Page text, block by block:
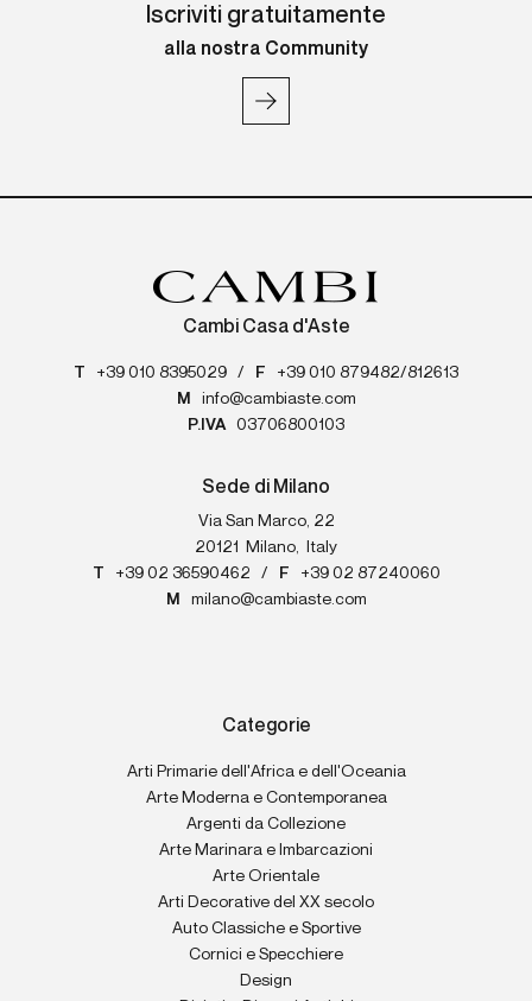
Iscriviti gratuitamente
alla nostra Community
Cambi Casa d'Aste
T +39 010 8395029 / F
+39 010 879482/812613
M
info@cambiaste.com
P.IVA
03706800103
Sede di Milano
Via San Marco, 22
20121
Milano,
Italy
T
+39 02 36590462 / F
+39 02 87240060
M
milano@cambiaste.com
Categorie
Arti Primarie dell'Africa e dell'Oceania
Arte Moderna e Contemporanea
Argenti da Collezione
Arte Marinara e Imbarcazioni
Arte Orientale
Arti Decorative del XX secolo
Auto Classiche e Sportive
Cornici e Specchiere
Design